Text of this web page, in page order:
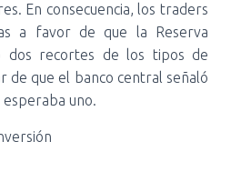
En consecuencia, los traders
a favor de que la Reserva
dos recortes de los tipos de
de que el banco central señaló
uno.